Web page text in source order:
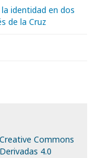
identidad en dos
de la Cruz
Commons
4.0